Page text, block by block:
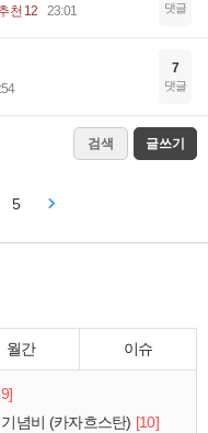
천 12 23:01 댓글
7
댓글
검색 글쓰기
5
월간 이슈
념비 (카자흐스탄) [10]